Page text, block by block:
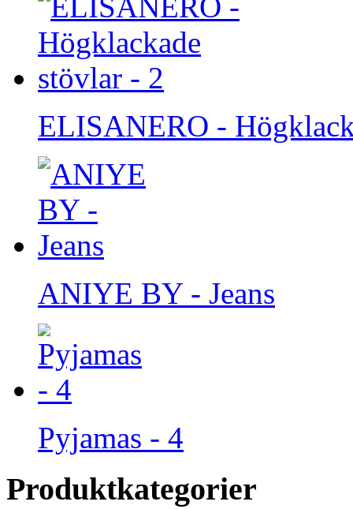
ELISANERO -
ANIYE BY - Jeans
Pyjamas - 4
Produktkategorier